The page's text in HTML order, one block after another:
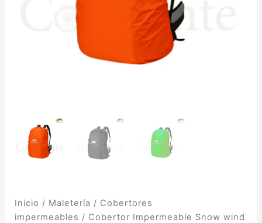
Inicio / Maletería / Cobertores
impermeables / Cobertor Impermeable Snow wind